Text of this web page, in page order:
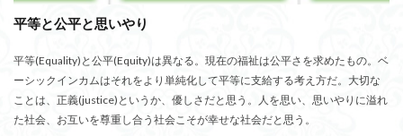
平等と公平と思いやり
平等(Equality)と公平(Equity)は異なる。現在の福祉は公平さを求めたもの。ベ
ーシックインカムはそれをより単純化して平等に支給する考え方だ。大切な
ことは、正義(justice)というか、優しさだと思う。人を思い、思いやりに溢れ
た社会、お互いを尊重し合う社会こそが幸せな社会だと思う。